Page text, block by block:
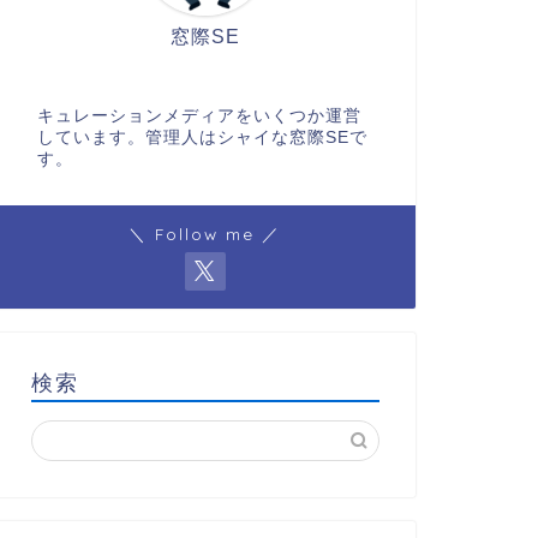
窓際SE
キュレーションメディアをいくつか運営
しています。管理人はシャイな窓際SEで
す。
＼ Follow me ／
検索